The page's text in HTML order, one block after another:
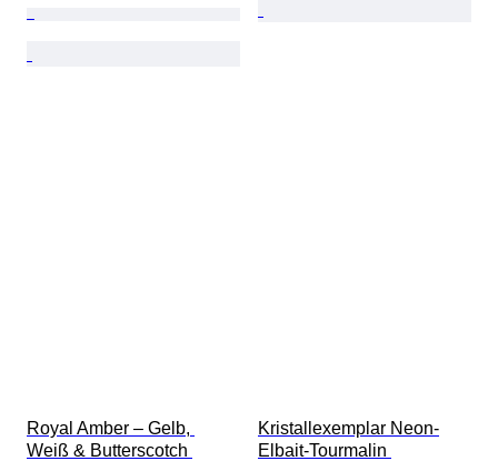
Royal Amber – Gelb,
Weiß & Butterscotch
Kristallexemplar Neon-
Elbait-Tourmalin